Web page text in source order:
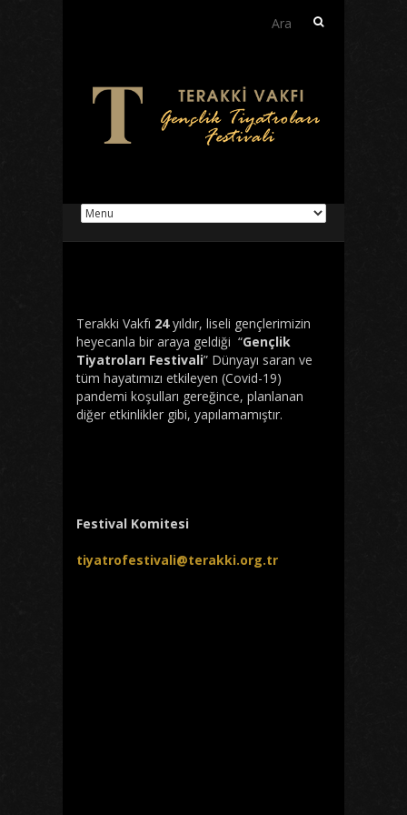
Arama:
Terakki Vakfı 24yıldır, liseli gençlerimizin
heyecanla bir araya geldiği “Gençlik
Tiyatroları Festivali” Dünyayı saran ve
tüm hayatımızı etkileyen (Covid-19)
pandemi koşulları gereğince, planlanan
diğer etkinlikler gibi, yapılamamıştır.
Festival Komitesi
tiyatrofestivali@terakki.org.tr